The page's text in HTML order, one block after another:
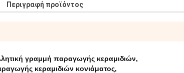
Περιγραφή προϊόντος
γραμμή παραγωγής κεραμιδιών,
κεραμιδιών κονιάματος,